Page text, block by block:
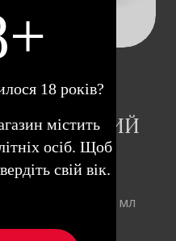
2 +
50 МЛ-
ВАКУУМНИЙ
КЛІТОРА,
2 + Лубрикант 50 мл
Одна …
18 років?
містить
осіб. Щоб
свій вік.